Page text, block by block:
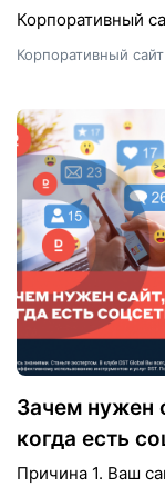
Корпоративный
Корпоративный сайт
Зачем нужен
когда есть
Причина 1. Ваш